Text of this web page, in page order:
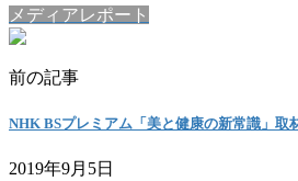
メディアレポート
前の記事
NHK BSプレミアム「美と健康の新常識」取
2019年9月5日